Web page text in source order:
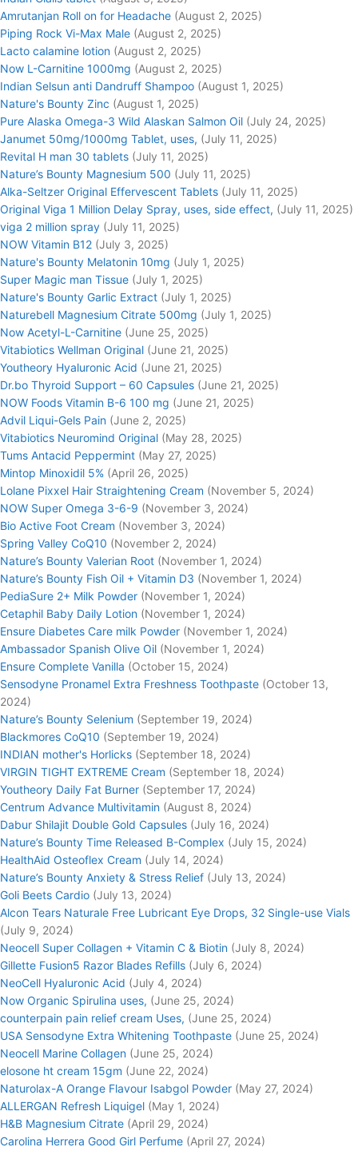
Amrutanjan Roll on for Headache (August 2, 2025)
Piping Rock Vi-Max Male (August 2, 2025)
Lacto calamine lotion (August 2, 2025)
Now L-Carnitine 1000mg (August 2, 2025)
Indian Selsun anti Dandruff Shampoo (August 1, 2025)
Nature's Bounty Zinc (August 1, 2025)
Pure Alaska Omega-3 Wild Alaskan Salmon Oil (July 24, 2025)
Janumet 50mg/1000mg Tablet, uses, (July 11, 2025)
Revital H man 30 tablets (July 11, 2025)
Nature’s Bounty Magnesium 500 (July 11, 2025)
Alka-Seltzer Original Effervescent Tablets (July 11, 2025)
Original Viga 1 Million Delay Spray, uses, side effect, (July 11, 2025)
viga 2 million spray (July 11, 2025)
NOW Vitamin B12 (July 3, 2025)
Nature's Bounty Melatonin 10mg (July 1, 2025)
Super Magic man Tissue (July 1, 2025)
Nature's Bounty Garlic Extract (July 1, 2025)
Naturebell Magnesium Citrate 500mg (July 1, 2025)
Now Acetyl-L-Carnitine (June 25, 2025)
Vitabiotics Wellman Original (June 21, 2025)
Youtheory Hyaluronic Acid (June 21, 2025)
Dr.bo Thyroid Support – 60 Capsules (June 21, 2025)
NOW Foods Vitamin B-6 100 mg (June 21, 2025)
Advil Liqui-Gels Pain (June 2, 2025)
Vitabiotics Neuromind Original (May 28, 2025)
Tums Antacid Peppermint (May 27, 2025)
Mintop Minoxidil 5% (April 26, 2025)
Lolane Pixxel Hair Straightening Cream (November 5, 2024)
NOW Super Omega 3-6-9 (November 3, 2024)
Bio Active Foot Cream (November 3, 2024)
Spring Valley CoQ10 (November 2, 2024)
Nature’s Bounty Valerian Root (November 1, 2024)
Nature’s Bounty Fish Oil + Vitamin D3 (November 1, 2024)
PediaSure 2+ Milk Powder (November 1, 2024)
Cetaphil Baby Daily Lotion (November 1, 2024)
Ensure Diabetes Care milk Powder (November 1, 2024)
Ambassador Spanish Olive Oil (November 1, 2024)
Ensure Complete Vanilla (October 15, 2024)
Sensodyne Pronamel Extra Freshness Toothpaste (October 13,
2024)
Nature’s Bounty Selenium (September 19, 2024)
Blackmores CoQ10 (September 19, 2024)
INDIAN mother's Horlicks (September 18, 2024)
VIRGIN TIGHT EXTREME Cream (September 18, 2024)
Youtheory Daily Fat Burner (September 17, 2024)
Centrum Advance Multivitamin (August 8, 2024)
Dabur Shilajit Double Gold Capsules (July 16, 2024)
Nature’s Bounty Time Released B-Complex (July 15, 2024)
HealthAid Osteoflex Cream (July 14, 2024)
Nature’s Bounty Anxiety & Stress Relief (July 13, 2024)
Goli Beets Cardio (July 13, 2024)
Alcon Tears Naturale Free Lubricant Eye Drops, 32 Single-use Vials
(July 9, 2024)
Neocell Super Collagen + Vitamin C & Biotin (July 8, 2024)
Gillette Fusion5 Razor Blades Refills (July 6, 2024)
NeoCell Hyaluronic Acid (July 4, 2024)
Now Organic Spirulina uses, (June 25, 2024)
counterpain pain relief cream Uses, (June 25, 2024)
USA Sensodyne Extra Whitening Toothpaste (June 25, 2024)
Neocell Marine Collagen (June 25, 2024)
elosone ht cream 15gm (June 22, 2024)
Naturolax-A Orange Flavour Isabgol Powder (May 27, 2024)
ALLERGAN Refresh Liquigel (May 1, 2024)
H&B Magnesium Citrate (April 29, 2024)
Carolina Herrera Good Girl Perfume (April 27, 2024)